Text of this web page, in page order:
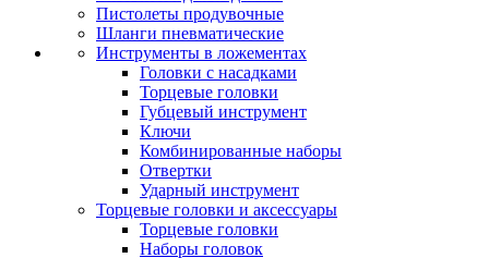
Пистолеты продувочные
Шланги пневматические
Инструменты в ложементах
Головки с насадками
Торцевые головки
Губцевый инструмент
Ключи
Комбинированные наборы
Отвертки
Ударный инструмент
Торцевые головки и аксессуары
Торцевые головки
Наборы головок